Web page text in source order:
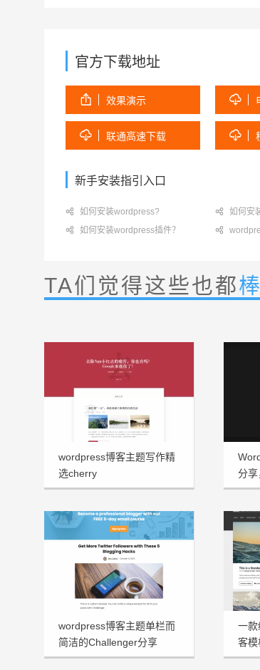
官方下载地址
 效果演示 
 联通高速下载 
新手安装指引入口
 如何安装wordpress?  如何安
 如何安装wordpress插件？ 
TA们觉得这些也都
wordpress博客主题写作精
选cherry
分享
wordpress博客主题单栏而
简洁的Challenger分享
一
客